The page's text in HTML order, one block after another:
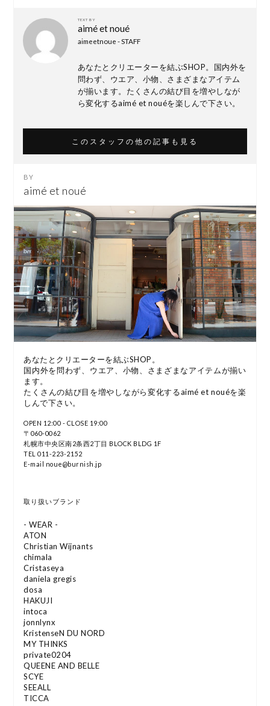
TEXT BY
aimé et noué
aimeetnoue - STAFF
あなたとクリエーターを結ぶSHOP。国内外を
問わず、ウエア、小物、さまざまなアイテム
が揃います。たくさんの結び目を増やしなが
ら変化するaimé et nouéを楽しんで下さい。
このスタッフの他の記事も見る
aimé et noué
あなたとクリエーターを結ぶSHOP。
国内外を問わず、ウエア、小物、さまざまなアイテムが揃い
ます。
たくさんの結び目を増やしながら変化するaimé et nouéを楽
しんで下さい。
OPEN 12:00 - CLOSE 19:00
〒060-0062
札幌市中央区南2条西2丁目 BLOCK BLDG 1F
TEL 011-223-2152
E-mail noue@burnish.jp
取り扱いブランド
- WEAR -
ATON
Christian Wijnants
chimala
Cristaseya
daniela gregis
dosa
HAKUJI
intoca
jonnlynx
KristenseN DU NORD
MY THINKS
private0204
QUEENE AND BELLE
SCYE
SEEALL
TICCA